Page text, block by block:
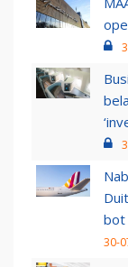
bot
30-